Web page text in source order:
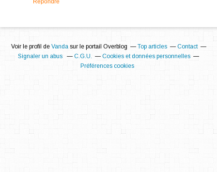
Répondre
Voir le profil de Vandasur le portail Overblog Top articles
Contact
Signaler un abus
C.G.U.
Cookies et données personnelles
Préférences cookies